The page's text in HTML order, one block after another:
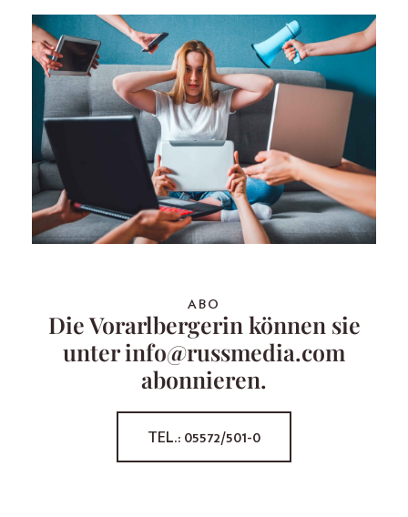
ABO
Die Vorarlbergerin können sie
unter info@russmedia.com
abonnieren.
TEL.: 05572/501-0